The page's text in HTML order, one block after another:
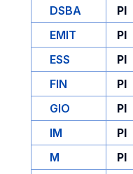
DSBA
PI
EMIT
PI
ESS
PI
FIN
PI
GIO
PI
IM
PI
M
PI